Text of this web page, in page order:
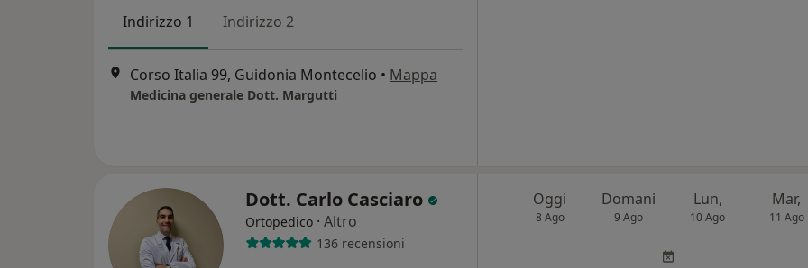
Indirizzo 1 Indirizzo 2
Corso Italia 99, Guidonia Montecelio • Mappa
Medicina generale Dott. Margutti
Dott. Carlo Casciaro
Ortopedico · Altro
136 recensioni
Oggi
8 Ago
Domani
9 Ago
Lun,
10 Ago
Mar,
11 Ago